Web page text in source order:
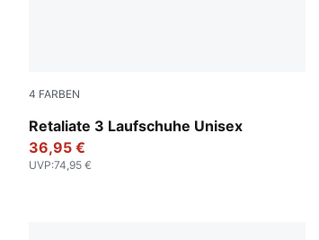
4 FARBEN
Retaliate 3 Laufschuhe Unisex
For All Time Red-PUMA Black
36,95 €
UVP:74,95 €